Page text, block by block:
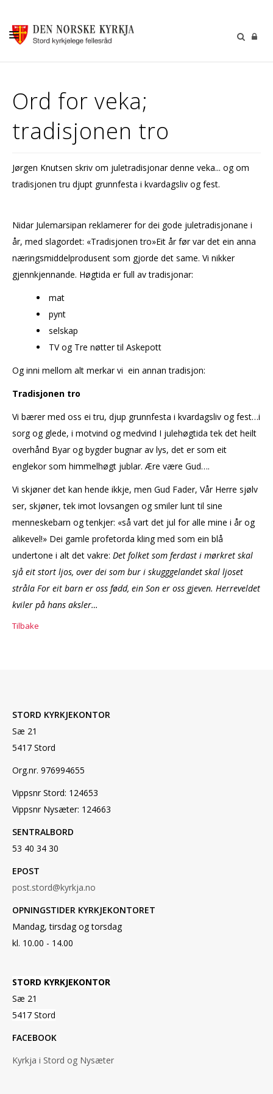
GUDSTENESTER
DÅP VIGSEL GRAVFERD
BARN OG UNGDOM
SOKNERÅDA
INFORMASJON
GI EI GÅVE
Ord for veka;
tradisjonen tro
Jørgen Knutsen skriv om juletradisjonar denne veka... og om
tradisjonen tru djupt grunnfesta i kvardagsliv og fest.
Nidar Julemarsipan reklamerer for dei gode juletradisjonane i
år, med slagordet: «Tradisjonen tro»Eit år før var det ein anna
næringsmiddelprodusent som gjorde det same. Vi nikker
gjennkjennande. Høgtida er full av tradisjonar:
mat
pynt
selskap
TV og Tre nøtter til Askepott
Og inni mellom alt merkar vi ein annan tradisjon:
Tradisjonen tro
Vi bærer med oss ei tru, djup grunnfesta i kvardagsliv og fest…i
sorg og glede, i motvind og medvind I julehøgtida tek det heilt
overhånd Byar og bygder bugnar av lys, det er som eit
englekor som himmelhøgt jublar. Ære være Gud….
Vi skjøner det kan hende ikkje, men Gud Fader, Vår Herre sjølv
ser, skjøner, tek imot lovsangen og smiler lunt til sine
menneskebarn og tenkjer: «så vart det jul for alle mine i år og
alikevel!» Dei gamle profetorda kling med som ein blå
undertone i alt det vakre: Det folket som ferdast i mørkret skal
sjå eit stort ljos, over dei som bur i skugggelandet skal ljoset
stråla For eit barn er oss fødd, ein Son er oss gjeven. Herreveldet
kviler på hans aksler…
Tilbake
STORD KYRKJEKONTOR
Sæ 21
5417 Stord
Org.nr. 976994655
Vippsnr Stord: 124653
Vippsnr Nysæter: 124663
SENTRALBORD
53 40 34 30
EPOST
post.stord@kyrkja.no
OPNINGSTIDER KYRKJEKONTORET
Mandag, tirsdag og torsdag
kl. 10.00 - 14.00
STORD KYRKJEKONTOR
Sæ 21
5417 Stord
FACEBOOK
Kyrkja i Stord og Nysæter